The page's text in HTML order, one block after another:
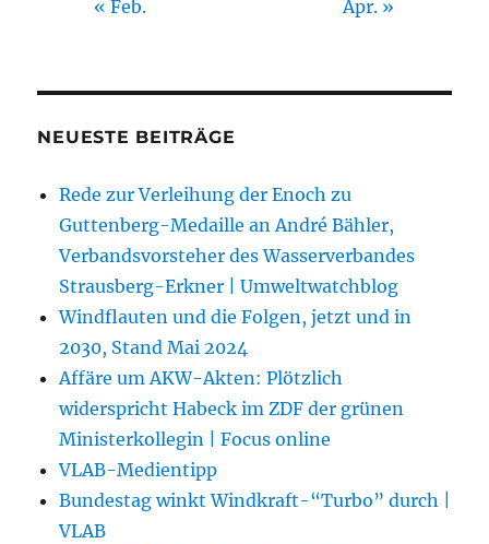
« Feb. Apr. »
NEUESTE BEITRÄGE
Rede zur Verleihung der Enoch zu
Guttenberg-Medaille an André Bähler,
Verbandsvorsteher des Wasserverbandes
Strausberg-Erkner | Umweltwatchblog
Windflauten und die Folgen, jetzt und in
2030, Stand Mai 2024
Affäre um AKW-Akten: Plötzlich
widerspricht Habeck im ZDF der grünen
Ministerkollegin | Focus online
VLAB-Medientipp
Bundestag winkt Windkraft-“Turbo” durch |
VLAB